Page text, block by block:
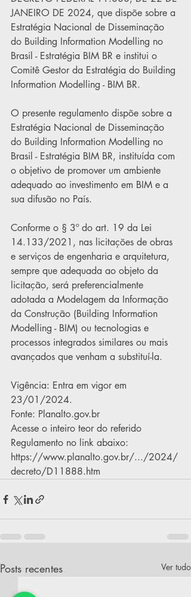
JANEIRO DE 2024, que dispõe sobre a
Estratégia Nacional de Disseminação
do Building Information Modelling no
Brasil - Estratégia BIM BR e institui o
Comitê Gestor da Estratégia do Building
Information Modelling - BIM BR.
O presente regulamento dispõe sobre a
Estratégia Nacional de Disseminação
do Building Information Modelling no
Brasil - Estratégia BIM BR, instituída com
o objetivo de promover um ambiente
adequado ao investimento em BIM e a
sua difusão no País.
Conforme o § 3º do art. 19 da Lei
14.133/2021, nas licitações de obras
e serviços de engenharia e arquitetura,
sempre que adequada ao objeto da
licitação, será preferencialmente
adotada a Modelagem da Informação
da Construção (Building Information
Modelling - BIM) ou tecnologias e
processos integrados similares ou mais
avançados que venham a substituí-la.
Vigência: Entra em vigor em
23/01/2024.
Fonte: Planalto.gov.br
Acesse o inteiro teor do referido
Regulamento no link abaixo:
https://www.planalto.gov.br/.../2024/
decreto/D11888.htm
Posts recentes Ver tudo